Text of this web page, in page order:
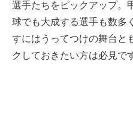
選手たちをピックアップ。
球でも大成する選手も数多
すにはうってつけの舞台と
クしておきたい方は必見で